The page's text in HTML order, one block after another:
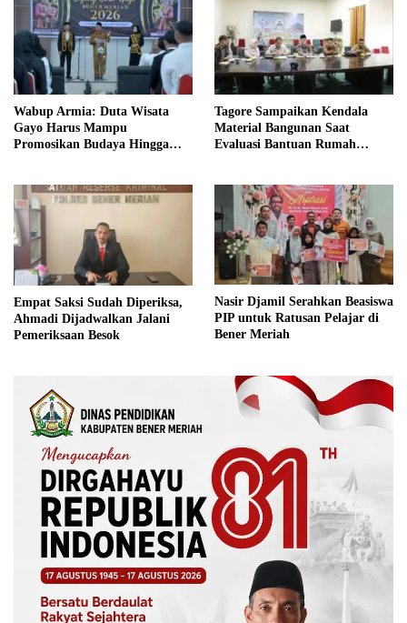
Wabup Armia: Duta Wisata
Gayo Harus Mampu
Promosikan Budaya Hingga
Tagore Sampaikan Kendala
Material Bangunan Saat
Evaluasi Bantuan Rumah
Empat Saksi Sudah Diperiksa,
Ahmadi Dijadwalkan Jalani
Pemeriksaan Besok
Nasir Djamil Serahkan Beasiswa
PIP untuk Ratusan Pelajar di
Bener Meriah